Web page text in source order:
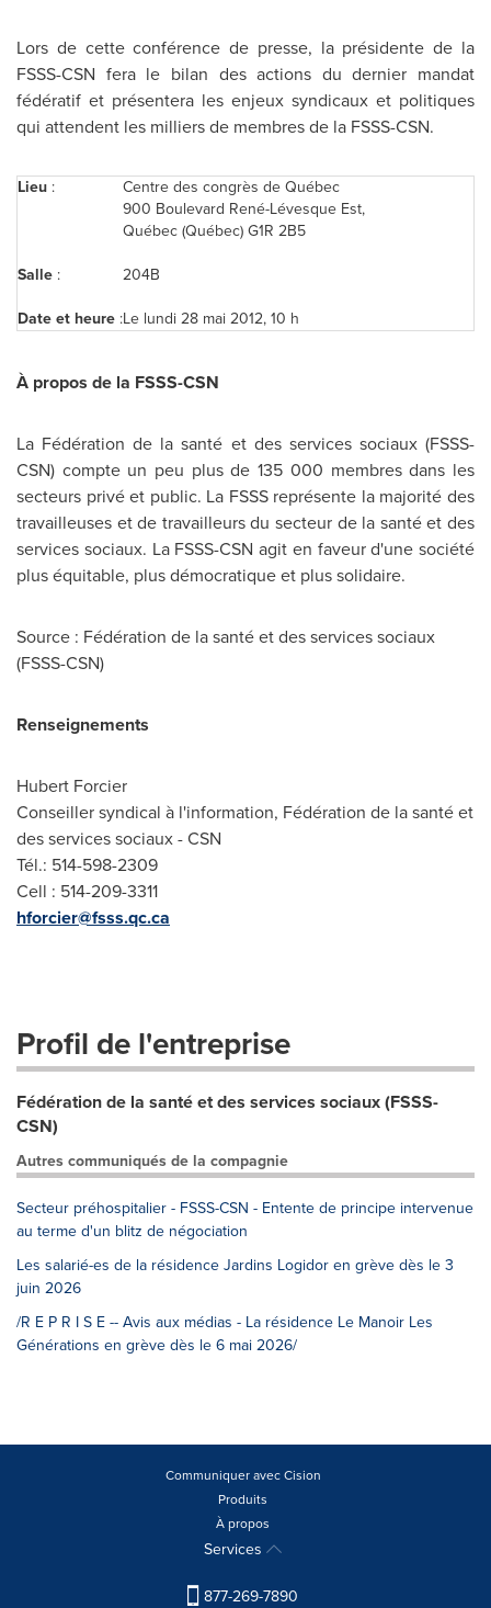
Lors de cette conférence de presse, la présidente de la
FSSS-CSN fera le bilan des actions du dernier mandat
fédératif et présentera les enjeux syndicaux et politiques
qui attendent les milliers de membres de la FSSS-CSN.
Lieu :
Centre des congrès de Québec
900 Boulevard René-Lévesque Est,
Québec (Québec) G1R 2B5
Salle :
204B
Date et heure :Le lundi 28 mai 2012, 10 h
À propos de la FSSS-CSN
La Fédération de la santé et des services sociaux (FSSS-
CSN) compte un peu plus de 135 000 membres dans les
secteurs privé et public. La FSSS représente la majorité des
travailleuses et de travailleurs du secteur de la santé et des
services sociaux. La FSSS-CSN agit en faveur d'une société
plus équitable, plus démocratique et plus solidaire.
Source : Fédération de la santé et des services sociaux
(FSSS-CSN)
Renseignements
Hubert Forcier
Conseiller syndical à l'information, Fédération de la santé et
des services sociaux - CSN
Tél.: 514-598-2309
Cell : 514-209-3311
hforcier@fsss.qc.ca
Profil de l'entreprise
Fédération de la santé et des services sociaux (FSSS-
CSN)
Autres communiqués de la compagnie
Secteur préhospitalier - FSSS-CSN - Entente de principe intervenue
au terme d'un blitz de négociation
Les salarié-es de la résidence Jardins Logidor en grève dès le 3
juin 2026
/R E P R I S E -- Avis aux médias - La résidence Le Manoir Les
Générations en grève dès le 6 mai 2026/
Communiquer avec Cision
Produits
À propos
Services
877-269-7890